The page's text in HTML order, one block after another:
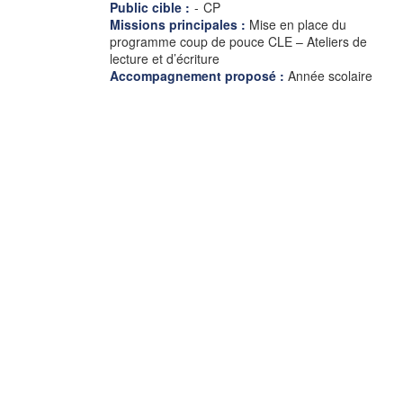
Public cible : - CP
Missions principales : Mise en place du
programme coup de pouce CLE – Ateliers de
lecture et d’écriture
Accompagnement proposé : Année scolaire